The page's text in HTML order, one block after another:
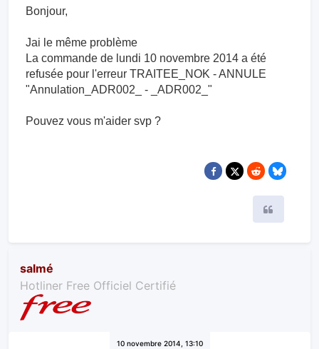
Bonjour,
Jai le même problème
La commande de lundi 10 novembre 2014 a été
refusée pour l'erreur TRAITEE_NOK - ANNULE
"Annulation_ADR002_ - _ADR002_"
Pouvez vous m'aider svp ?
salmé
Hotliner Free Officiel Certifié
10 novembre 2014, 13:10